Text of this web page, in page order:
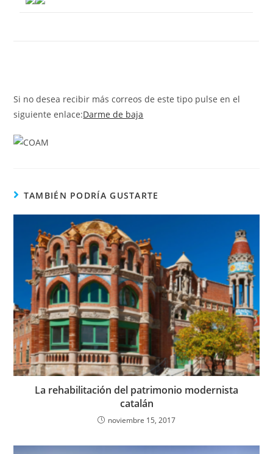
Si no desea recibir más correos de este tipo pulse en el
siguiente enlace:Darme de baja
TAMBIÉN PODRÍA GUSTARTE
La rehabilitación del patrimonio modernista
catalán
noviembre 15, 2017